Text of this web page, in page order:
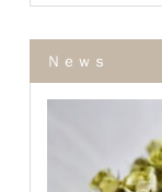
Ｎｅｗｓ